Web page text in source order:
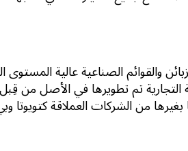
والقوائم الصناعية عالية
تم تطويرها في الأصل من
من الشركات العملاقة كتويوتا